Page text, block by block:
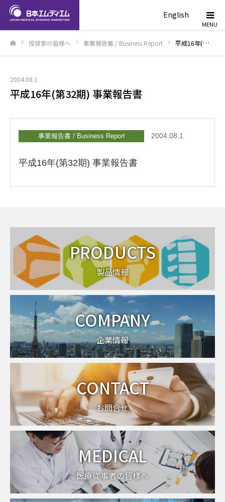
English
投資家の皆様へ 事業報告書 / Business Report 平成16年(第32期) 事業報告書
2004.08.1
平成16年(第32期) 事業報告書
事業報告書 / Business Report 2004.08.1
平成16年(第32期) 事業報告書
PRODUCTS
製品情報
COMPANY
企業情報
CONTACT
お問合せ
MEDICAL
医療従事者の皆様へ